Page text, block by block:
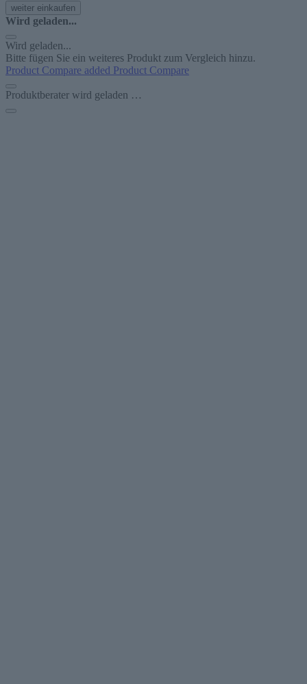
weiter einkaufen
Wird geladen...
Wird geladen...
Bitte fügen Sie ein weiteres Produkt zum Vergleich hinzu.
Product Compare added Product Compare
Produktberater wird geladen …